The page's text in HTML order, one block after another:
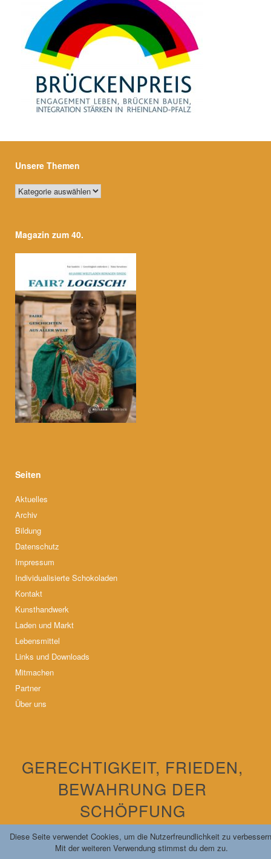
Unsere Themen
Unsere
Themen
Magazin zum 40.
Seiten
Aktuelles
Archiv
Bildung
Datenschutz
Impressum
Individualisierte Schokoladen
Kontakt
Kunsthandwerk
Laden und Markt
Lebensmittel
Links und Downloads
Mitmachen
Partner
Über uns
GERECHTIGKEIT, FRIEDEN,
BEWAHRUNG DER
SCHÖPFUNG
Unser Motto seit 1981
Diese Seite verwendet Cookies, um die Nutzerfreundlichkeit zu
Mit der weiteren Verwendung stimmst du dem zu.